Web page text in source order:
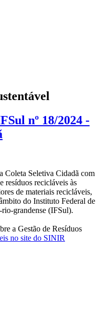
nº 18/2024 -
Coleta Seletiva Cidadã com
resíduos recicláveis às
de materiais recicláveis,
do Instituto Federal de
grandense (IFSul).
a Gestão de Resíduos
no site do SINIR